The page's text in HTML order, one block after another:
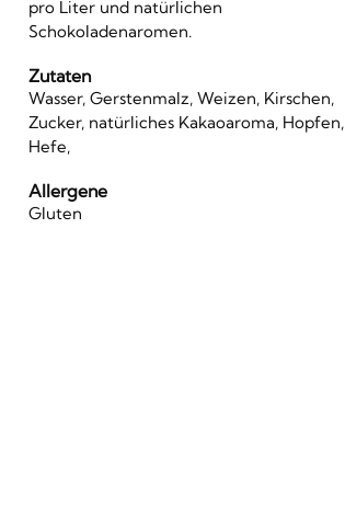
pro Liter und natürlichen
Schokoladenaromen.
Zutaten
Wasser, Gerstenmalz, Weizen, Kirschen,
Zucker, natürliches Kakaoaroma, Hopfen,
Hefe,
Allergene
Gluten